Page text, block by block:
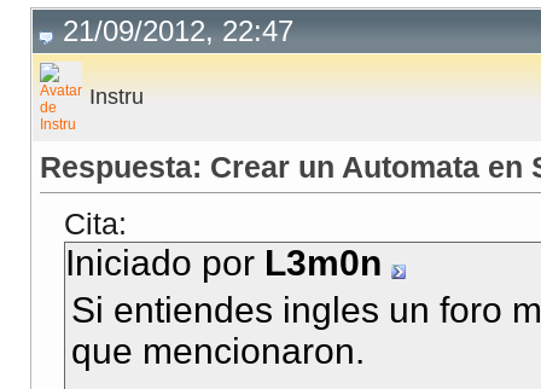
21/09/2012, 22:47
Instru
Respuesta: Crear un Automata en
Cita:
Iniciado por L3m0n
Si entiendes ingles un foro
que mencionaron.